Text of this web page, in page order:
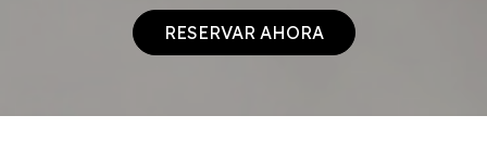
RESERVAR AHORA